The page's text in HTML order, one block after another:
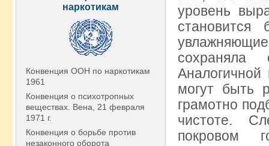
наркотикам
Конвенция ООН по наркотикам
1961
Конвенция о психотропных
веществах. Вена, 21 февраля
1971 г.
Конвенция о борьбе против
незаконного оборота
уровень
становится
сохраняла
могут быть
грамотно
чистоте.
покровом